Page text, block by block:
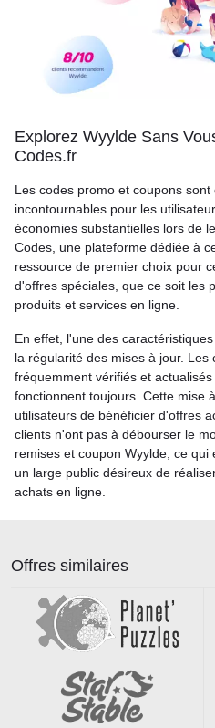
Explorez Wyylde Sans
Codes.fr
Les codes promo et coupons
incontournables pour les
économies substantielles lors de
Codes, une plateforme dédiée à
ressource de premier choix pour
d'offres spéciales, que ce soit les
produits et services en ligne.
En effet, l'une des
la régularité des mises à jour.
fréquemment vérifiés et
fonctionnent toujours. Cette mise
utilisateurs de bénéficier d'offres
clients n'ont pas à débourser le
remises et coupon Wyylde, ce
un large public désireux de
achats en ligne.
Offres similaires